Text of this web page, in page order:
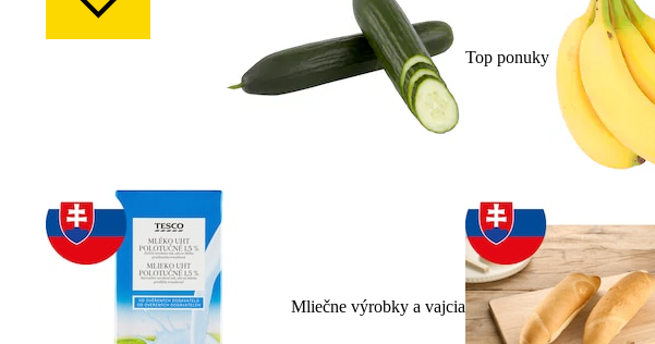
Top ponuky
Mliečne výrobky a vajcia